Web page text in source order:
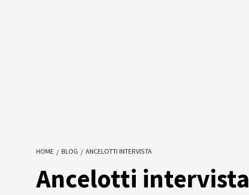
HOME BLOG ANCELOTTI INTERVISTA
Ancelotti intervista